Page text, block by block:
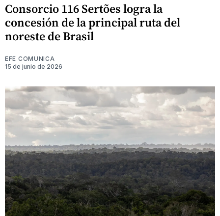
Consorcio 116 Sertões logra la
concesión de la principal ruta del
noreste de Brasil
EFE COMUNICA
15 de junio de 2026